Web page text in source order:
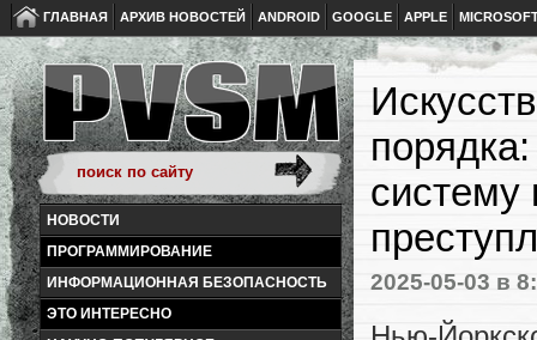
ГЛАВНАЯ АРХИВ НОВОСТЕЙ ANDROID GOOGLE APPLE
НОВОСТИ
ПРОГРАММИРОВАНИЕ
ИНФОРМАЦИОННАЯ БЕЗОПАСНОСТЬ
ЭТО ИНТЕРЕСНО
систему
2025-05-03 в